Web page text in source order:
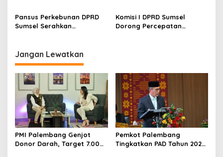
Lampung, Fokus Perkuat
SPBE dan Layanan Publik
Pengawasan Kesehatan
Hewan
Pansus Perkebunan DPRD
Sumsel Serahkan
hingga Konflik Lahan
Komisi I DPRD Sumsel
Dorong Percepatan
Jangan Lewatkan
PMI Palembang Genjot
Donor Darah, Target 7.000
Pemkot Palembang
Tingkatkan PAD Tahun 2026